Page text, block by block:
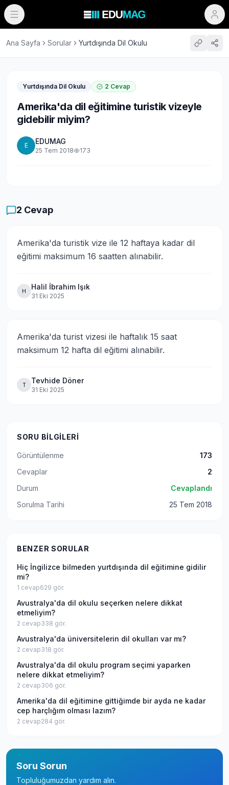
Ana Sayfa Sorular Yurtdışında Dil Okulu
Yurtdışında Dil Okulu 2 Cevap
Amerika'da dil eğitimine turistik vizeyle
gidebilir miyim?
E EDUMAG
25 Tem 2018 173
2 Cevap
Amerika'da turistik vize ile 12 haftaya kadar dil
eğitimi maksimum 16 saatten alınabilir.
H Halil İbrahim Işık
31 Eki 2025
Amerika'da turist vizesi ile haftalık 15 saat
maksimum 12 hafta dil eğitimi alınabilir.
T Tevhide Döner
31 Eki 2025
SORU BILGILERI
Görüntülenme
173
Cevaplar
2
Durum
Cevaplandı
Sorulma Tarihi
25 Tem 2018
BENZER SORULAR
Hiç İngilizce bilmeden yurtdışında dil eğitimine gidilir
mi?
1 cevap629 gör.
Avustralya'da dil okulu seçerken nelere dikkat
etmeliyim?
2 cevap338 gör.
Avustralya'da üniversitelerin dil okulları var mı?
2 cevap318 gör.
Avustralya'da dil okulu program seçimi yaparken
nelere dikkat etmeliyim?
2 cevap306 gör.
Amerika'da dil eğitimine gittiğimde bir ayda ne kadar
cep harçlığım olması lazım?
2 cevap284 gör.
Soru Sorun
Topluluğumuzdan yardım alın.